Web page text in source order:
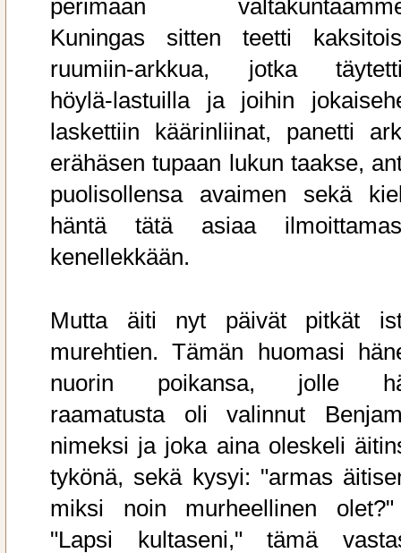
perimään
Kuningas sitten teetti
ruumiin-arkkua, jotka
höylä-lastuilla ja joihin
laskettiin käärinliinat, panetti
erähäsen tupaan lukun taakse,
puolisollensa avaimen sekä
häntä tätä asiaa
kenellekkään.
Mutta äiti nyt päivät pitkät
murehtien. Tämän huomasi
nuorin poikansa, jolle
raamatusta oli valinnut
nimeksi ja joka aina oleskeli
tykönä, sekä kysyi: "armas
miksi noin murheellinen
"Lapsi kultaseni," tämä